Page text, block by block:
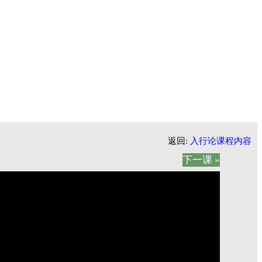
返回: 入行论课程内容
下一课 »